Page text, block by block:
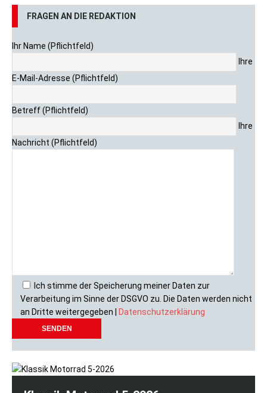
FRAGEN AN DIE REDAKTION
Ihr Name (Pflichtfeld)
Ihre
E-Mail-Adresse (Pflichtfeld)
Betreff (Pflichtfeld)
Ihre
Nachricht (Pflichtfeld)
Ich stimme der Speicherung meiner Daten zur
Verarbeitung im Sinne der DSGVO zu. Die Daten werden nicht
an Dritte weitergegeben |
Datenschutzerklärung